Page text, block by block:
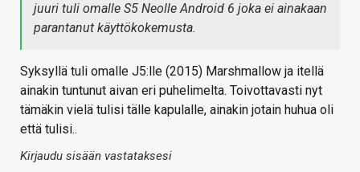
juuri tuli omalle S5 Neolle Android 6 joka ei ainakaan
parantanut käyttökokemusta.
Syksyllä tuli omalle J5:lle (2015) Marshmallow ja itellä
ainakin tuntunut aivan eri puhelimelta. Toivottavasti nyt
tämäkin vielä tulisi tälle kapulalle, ainakin jotain huhua oli
että tulisi..
Kirjaudu sisään vastataksesi